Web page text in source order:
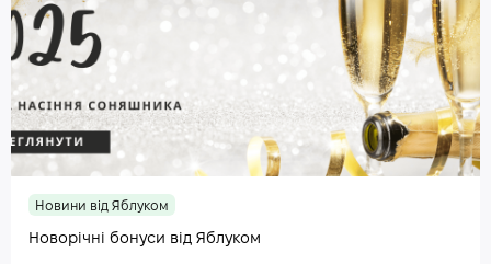
Новини від Яблуком
Новорічні бонуси від Яблуком